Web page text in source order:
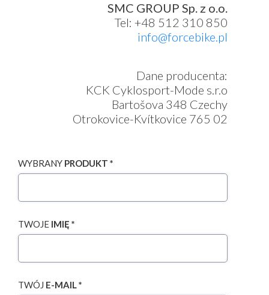
SMC GROUP Sp. z o.o.
Tel: +48 512 310 850
info@forcebike.pl
Dane producenta:
KCK Cyklosport-Mode s.r.o
Bartošova 348 Czechy
Otrokovice-Kvítkovice 765 02
WYBRANY PRODUKT *
TWOJE IMIĘ *
TWÓJ E-MAIL *